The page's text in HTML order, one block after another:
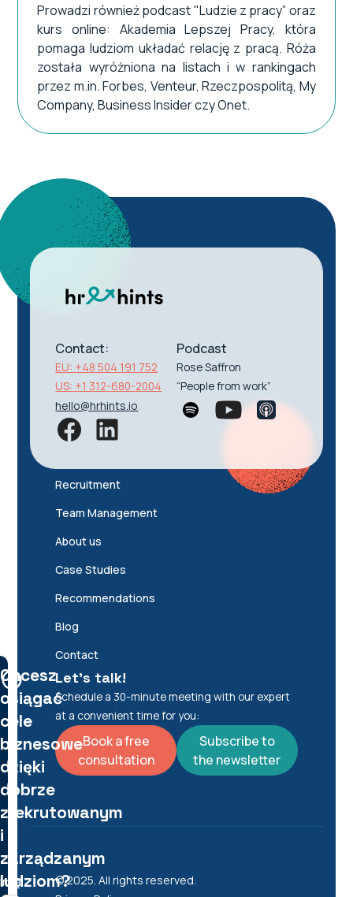
Prowadzi również podcast "Ludzie z pracy” oraz
kurs online: Akademia Lepszej Pracy, która
pomaga ludziom układać relację z pracą. Róża
została wyróżniona na listach i w rankingach
przez m.in. Forbes, Venteur, Rzeczpospolitą, My
Company, Business Insider czy Onet.
Contact:
EU: +48 504 191 752
US: +1 312-680-2004
hello@hrhints.io
Podcast
Rose Saffron
“People from work”
Recruitment
Team Management
About us
Case Studies
Recommendations
Blog
Contact
Let's talk!
Schedule a 30-minute meeting with our expert
at a convenient time for you:
Book a free
consultation
Subscribe to
the newsletter
© 2025. All rights reserved.
Chcesz
osiągać
cele
biznesowe
dzięki
dobrze
zrekrutowanym
i
zarządzanym
ludziom?
Imię